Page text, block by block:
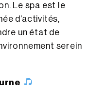
Le spa est le
d’activités,
un état de
serein